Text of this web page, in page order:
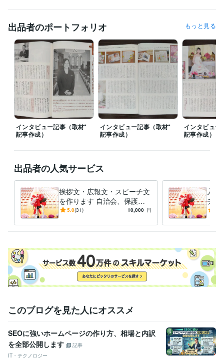
＃保護者代表
#ウェディング
＃ブライダル
＃ライター
＃観光
＃ホテル
＃旅行
＃節約
＃ファイナンシャルプランナー
経験職種
クリエイター / コピーライター 経験年数 : 11年
クリエイター / ライター・編集 経験年数 : 11年
年
受賞歴
多治見市主催「みちくさ」エッセー　入選 ネット短編小説、佳作入
選（リトル・ガリヴァー社） 恋愛短編集「恋が魔法」優秀賞（日本
文学館） リーン・ロゼ・エッセーコンテスト佳作入選
「とっておき
のワンシーン」（エッセ＆絵）入選
朝日新聞の投書（全国・地域）
に24回採用掲載実績あり
俳句ポスト365　初級　入選１３回
2級FP技能士 取得年 : 2024年
TOEIC 取得年 : 2000年
秘書技能検定2級 取得年 : 1997年
実用英語技能検定2級 取得年 : 1995年
普通自動車第一種運転免許 取得年 : 1997年
得意分野
ライティング・翻訳 ①ウェディング/ホテル観光②金融生活節約
筆（結婚式、PTA、学校、会社挨拶）
エッセイ、コラム
ウェディング 出版 新聞 外資系 教育 学校 ブライダル
観光
旅行
ホテル
ライティング・翻訳 ホームページ・パンフレットのライティング
出品者のポートフォリオ もっと見る
インタビュー記事（取材⁺
記事作成）
インタビュー記事（取材⁺
記事作成）
インタビュー
記事作成）
出品者の人気サービス
挨拶文・広報文・スピーチ文
を作ります 自治会、保護者
会、PTA 挨拶、学校の広報
5.0(31) 10,000 円
入
チ文
TA
し）
このブログを見た人にオススメ
SEOに強いホームページの作り方、相場と内訳
を全部公開します
記事
IT・テクノロジー